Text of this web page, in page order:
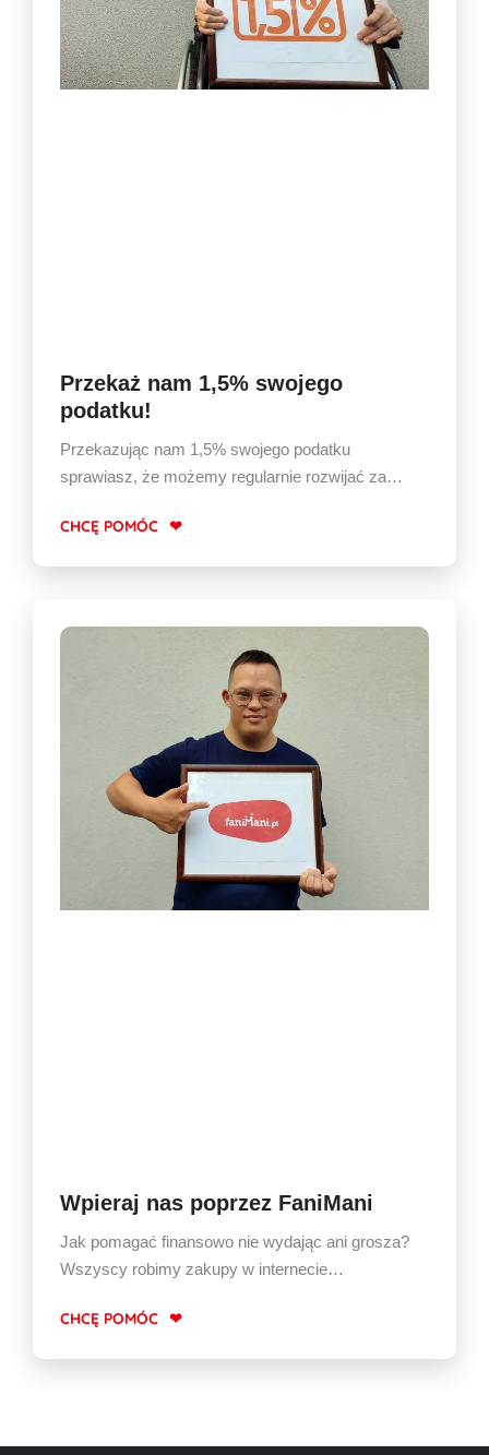
Przekaż nam 1,5% swojego
podatku!
Przekazując nam 1,5% swojego podatku
sprawiasz, że możemy regularnie rozwijać za…
CHCĘ POMÓC
Wpieraj nas poprzez FaniMani
Jak pomagać finansowo nie wydając ani grosza?
Wszyscy robimy zakupy w internecie…
CHCĘ POMÓC